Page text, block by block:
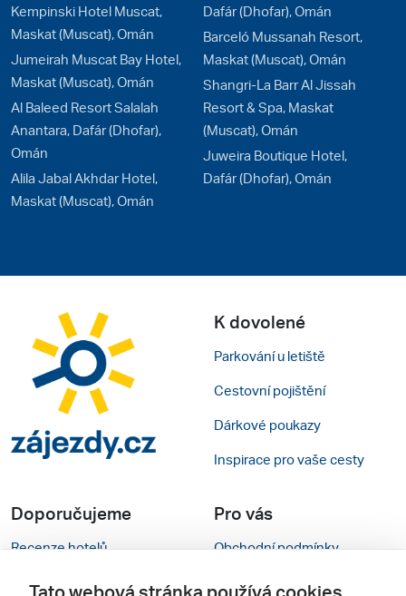
Kempinski Hotel Muscat,
Maskat (Muscat), Omán
Jumeirah Muscat Bay Hotel,
Maskat (Muscat), Omán
Al Baleed Resort Salalah
Anantara, Dafár (Dhofar),
Omán
Alila Jabal Akhdar Hotel,
Maskat (Muscat), Omán
Dafár (Dhofar), Omán
Barceló Mussanah Resort,
Maskat (Muscat), Omán
Shangri-La Barr Al Jissah
Resort & Spa, Maskat
(Muscat), Omán
Juweira Boutique Hotel,
Dafár (Dhofar), Omán
K dovolené
Parkování u letiště
Cestovní pojištění
Dárkové poukazy
Inspirace pro vaše cesty
Doporučujeme
Recenze hotelů
Rady na cestu
Pro vás
Obchodní podmínky
Kontakty